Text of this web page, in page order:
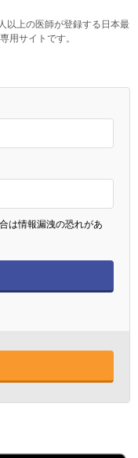
以上の医師が登録する日本最
用サイトです。
は情報漏洩の恐れがあ